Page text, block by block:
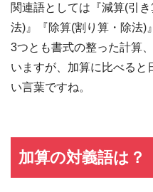
関連語としては『減算(引
法)』『除算(割り算・除法)
3つとも書式の整った計算
いますが、加算に比べると
い言葉ですね。
加算の対義語は？